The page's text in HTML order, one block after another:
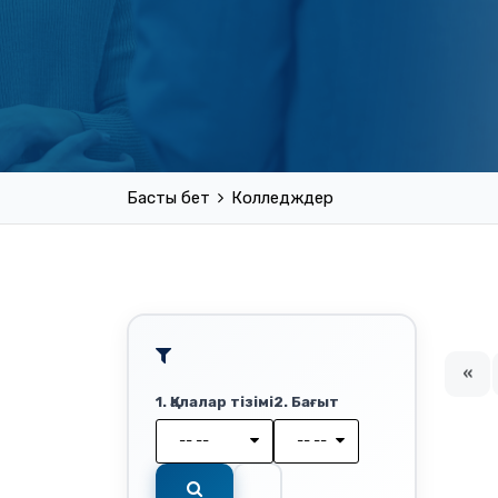
Басты бет Колледждер
1. Қалалар тізімі
-- --
2. Бағыт
-- --
«